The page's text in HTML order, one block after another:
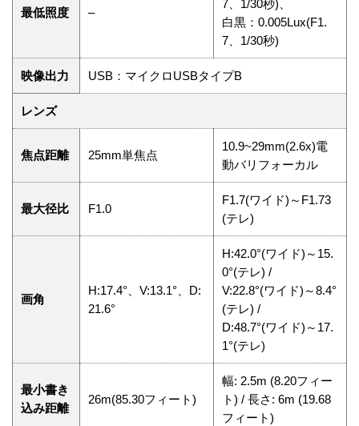
最低照度 –
7、1/30秒)、
白黒：0.005Lux(F1.
7、1/30秒)
映像出力 USB：マイクロUSBタイプB
レンズ
焦点距離 25mm単焦点
10.9~29mm(2.6x)電
動バリフォーカル
最大径比 F1.0
F1.7(ワイド)～F1.73
(テレ)
画角
H:17.4°、V:13.1°、D:
21.6°
H:42.0°(ワイド)～15.
0°(テレ) /
V:22.8°(ワイド)～8.4°
(テレ) /
D:48.7°(ワイド)～17.
1°(テレ)
最小書き
込み距離
26m(85.30フィート)
幅: 2.5m (8.20フィー
ト) / 長さ: 6m (19.68
フィート)